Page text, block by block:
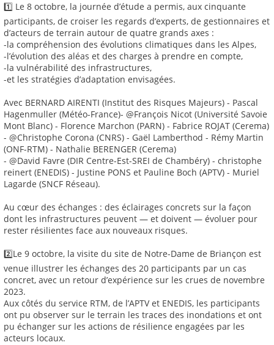
1️⃣ Le 8 octobre, la journée d’étude a permis, aux cinquante
participants, de croiser les regards d’experts, de gestionnaires et
d’acteurs de terrain autour de quatre grands axes :
-la compréhension des évolutions climatiques dans les Alpes,
-l’évolution des aléas et des charges à prendre en compte,
-la vulnérabilité des infrastructures,
-et les stratégies d’adaptation envisagées.
Avec BERNARD AIRENTI (Institut des Risques Majeurs) - Pascal
Hagenmuller (Météo-France)- @François Nicot (Université Savoie
Mont Blanc) - Florence Marchon (PARN) - Fabrice ROJAT (Cerema)
- @Christophe Corona (CNRS) - Gaël Lamberthod - Rémy Martin
(ONF-RTM) - Nathalie BERENGER (Cerema)
- @David Favre (DIR Centre-Est-SREI de Chambéry) - christophe
reinert (ENEDIS) - Justine PONS et Pauline Boch (APTV) - Muriel
Lagarde (SNCF Réseau).
Au cœur des échanges : des éclairages concrets sur la façon
dont les infrastructures peuvent — et doivent — évoluer pour
rester résilientes face aux nouveaux risques.
2️⃣Le 9 octobre, la visite du site de Notre-Dame de Briançon est
venue illustrer les échanges des 20 participants par un cas
concret, avec un retour d’expérience sur les crues de novembre
2023.
Aux côtés du service RTM, de l’APTV et ENEDIS, les participants
ont pu observer sur le terrain les traces des inondations et ont
pu échanger sur les actions de résilience engagées par les
acteurs locaux.